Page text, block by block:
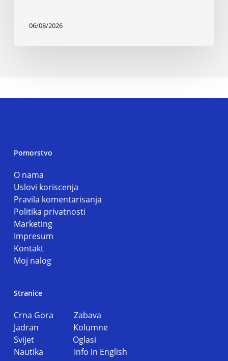
06/08/2026
Pomorstvo
O nama
Uslovi koriscenja
Pravila komentarisanja
Politika privatnosti
Marketing
Impresum
Kontakt
Moj nalog
Stranice
Crna Gora Zabava
Jadran Kolumne
Svijet Oglasi
Nautika Info in English